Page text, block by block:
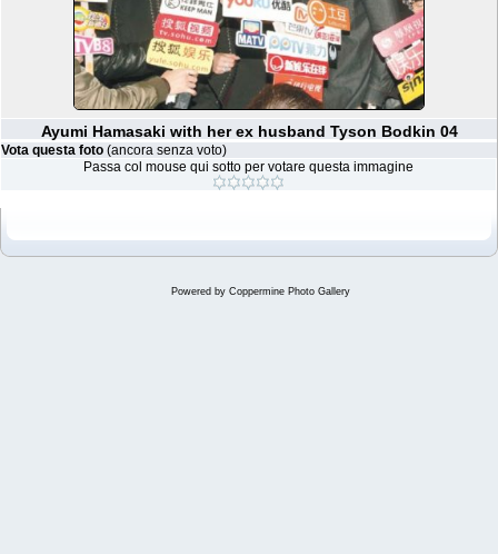
Ayumi Hamasaki with her ex husband Tyson Bodkin 04
Vota questa foto (ancora senza voto)
Passa col mouse qui sotto per votare questa immagine
Powered by Coppermine Photo Gallery